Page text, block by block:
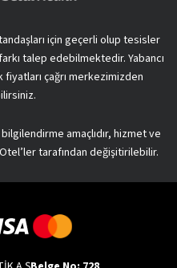
için geçerli olup tesisler
talep edebilmektedir. Yabancı
çağrı merkezimizden
amaçlıdır, hizmet ve
tarafından değişitirilebilir.